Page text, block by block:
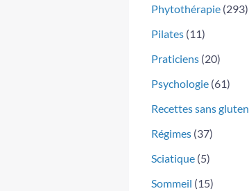
Phytothérapie (293)
Pilates (11)
Praticiens (20)
Psychologie (61)
Recettes sans gluten
Régimes (37)
Sciatique (5)
Sommeil (15)